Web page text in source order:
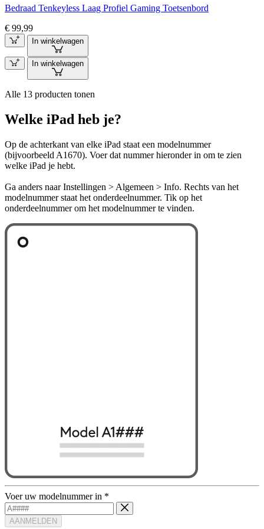
Bedraad Tenkeyless Laag Profiel Gaming Toetsenbord
€ 99,99
In winkelwagen
In winkelwagen
Alle 13 producten tonen
Welke iPad heb je?
Op de achterkant van elke iPad staat een modelnummer
(bijvoorbeeld A1670). Voer dat nummer hieronder in om te zien
welke iPad je hebt.
Ga anders naar Instellingen > Algemeen > Info. Rechts van het
modelnummer staat het onderdeelnummer. Tik op het
onderdeelnummer om het modelnummer te vinden.
Voer uw modelnummer in *
AANMELDEN